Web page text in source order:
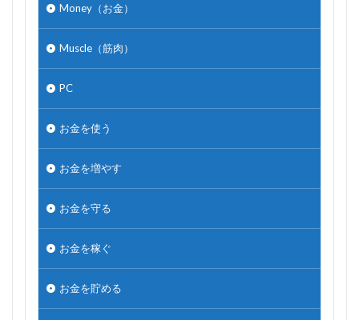
Money（お金）
Muscle（筋肉）
PC
お金を使う
お金を増やす
お金を守る
お金を稼ぐ
お金を貯める